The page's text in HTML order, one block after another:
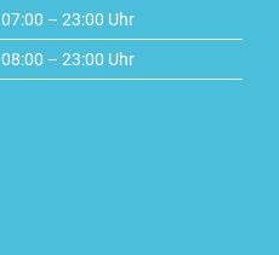
07:00 – 23:00 Uhr
08:00 – 23:00 Uhr